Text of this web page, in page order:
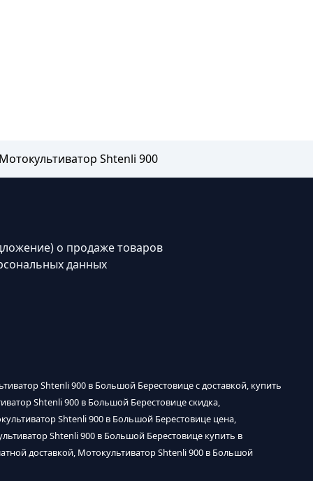
Shtenli 900
о продаже товаров
данных
Shtenli 900 в Большой Берестовице с доставкой, купить
Shtenli 900 в Большой Берестовице скидка,
Shtenli 900 в Большой Берестовице цена,
Shtenli 900 в Большой Берестовице купить в
доставкой, Мотокультиватор Shtenli 900 в Большой